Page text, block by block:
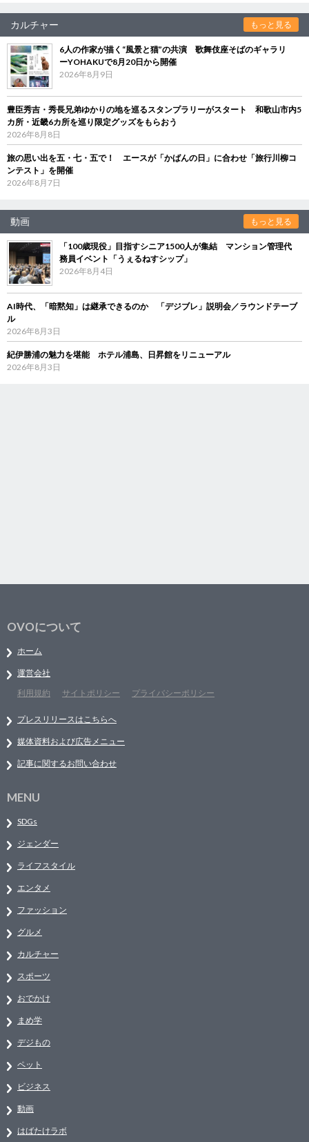
カルチャー もっと見る
6人の作家が描く“風景と猫”の共演 歌舞伎座そばのギャラリ
ーYOHAKUで8月20日から開催
2026年8月9日
豊臣秀吉・秀長兄弟ゆかりの地を巡るスタンプラリーがスタート 和歌山市内5
カ所・近畿6カ所を巡り限定グッズをもらおう
2026年8月8日
旅の思い出を五・七・五で！ エースが「かばんの日」に合わせ「旅行川柳コ
ンテスト」を開催
2026年8月7日
動画 もっと見る
「100歳現役」目指すシニア1500人が集結 マンション管理代
務員イベント「うぇるねすシップ」
2026年8月4日
AI時代、「暗黙知」は継承できるのか 「デジブレ」説明会／ラウンドテーブ
ル
2026年8月3日
紀伊勝浦の魅力を堪能 ホテル浦島、日昇館をリニューアル
2026年8月3日
OVOについて
ホーム
運営会社
利用規約
サイトポリシー プライバシーポリシー
プレスリリースはこちらへ
媒体資料および広告メニュー
記事に関するお問い合わせ
MENU
SDGs
ジェンダー
ライフスタイル
エンタメ
ファッション
グルメ
カルチャー
スポーツ
おでかけ
まめ学
デジもの
ペット
ビジネス
動画
はばたけラボ